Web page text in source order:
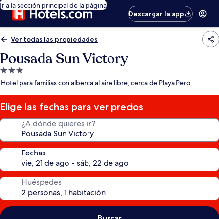
Ir a la sección principal de la página
Descargar la app
Ver todas las propiedades
Pousada Sun Victory
Propiedad
de
estrellas
Hotel para familias con alberca al aire libre, cerca de Playa Pero
Elige las fechas para ver precios
¿A dónde quieres ir?
Fechas
Huéspedes